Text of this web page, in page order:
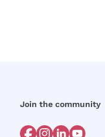
Join the community